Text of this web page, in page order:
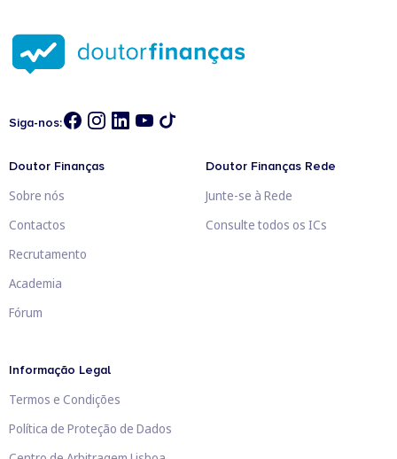
Siga-nos:
Doutor Finanças
Sobre nós
Contactos
Recrutamento
Academia
Fórum
Doutor Finanças Rede
Junte-se à Rede
Consulte todos os ICs
Informação Legal
Termos e Condições
Política de Proteção de Dados